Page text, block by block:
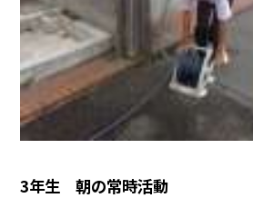
3年生 朝の常時活動